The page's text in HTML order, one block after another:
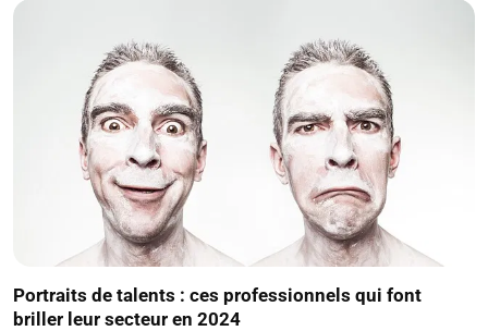
Portraits de talents : ces professionnels qui font
briller leur secteur en 2024